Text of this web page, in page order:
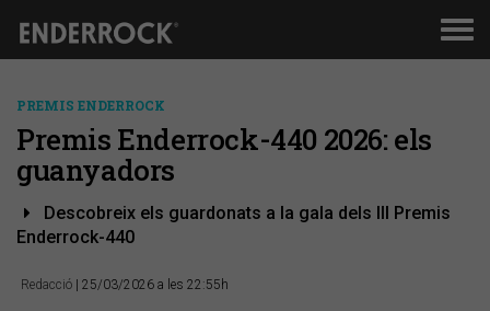
PREMIS ENDERROCK
Premis Enderrock-440 2026: els
guanyadors
Descobreix els guardonats a la gala dels III Premis
Enderrock-440
Redacció | 25/03/2026 a les 22:55h